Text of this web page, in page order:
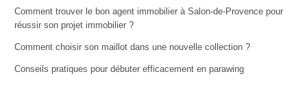
Comment trouver le bon agent immobilier à Salon-de-Provence pour
réussir son projet immobilier ?
Comment choisir son maillot dans une nouvelle collection ?
Conseils pratiques pour débuter efficacement en parawing